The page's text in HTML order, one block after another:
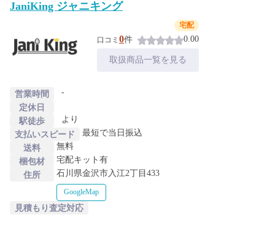
JaniKing ジャニキング
宅配
口コミ 0件 0.00
取扱商品一覧を見る
営業時間
-
定休日
駅徒歩
より
支払いスピード
最短で当日振込
送料
無料
梱包材
宅配キット有
住所
石川県金沢市入江2丁目433
GoogleMap
見積もり査定対応